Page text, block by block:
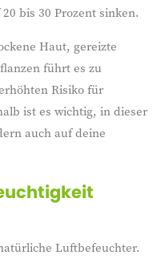
bis 30 Prozent sinken.
Haut, gereizte
führt es zu
Risiko für
ist es wichtig, in dieser
auch auf deine
Luftbefeuchter.